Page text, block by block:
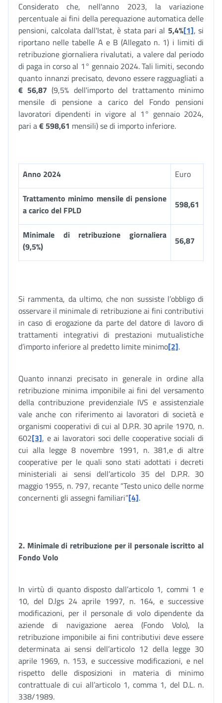
Considerato che, nell'anno 2023, la variazione
percentuale ai fini della perequazione automatica delle
pensioni, calcolata dall'Istat, è stata pari al 5,4%[1], si
riportano nelle tabelle A e B (Allegato n. 1) i limiti di
retribuzione giornaliera rivalutati, a valere dal periodo
di paga in corso al 1° gennaio 2024. Tali limiti, secondo
quanto innanzi precisato, devono essere ragguagliati a
€ 56,87 (9,5% dell'importo del trattamento minimo
mensile di pensione a carico del Fondo pensioni
lavoratori dipendenti in vigore al 1° gennaio 2024,
pari a€ 598,61 mensili) se di importo inferiore.
Anno 2024 Euro
Trattamento minimo mensile di pensione
a carico del FPLD
598,61
Minimale di retribuzione giornaliera
(9,5%)
56,87
Si rammenta, da ultimo, che non sussiste l’obbligo di
osservare il minimale di retribuzione ai fini contributivi
in caso di erogazione da parte del datore di lavoro di
trattamenti integrativi di prestazioni mutualistiche
d’importo inferiore al predetto limite minimo[2].
Quanto innanzi precisato in generale in ordine alla
retribuzione minima imponibile ai fini del versamento
della contribuzione previdenziale IVS e assistenziale
vale anche con riferimento ai lavoratori di società e
organismi cooperativi di cui al D.P.R. 30 aprile 1970, n.
602[3], e ai lavoratori soci delle cooperative sociali di
cui alla legge 8 novembre 1991, n. 381,e di altre
cooperative per le quali sono stati adottati i decreti
ministeriali ai sensi dell’articolo 35 del D.P.R. 30
maggio 1955, n. 797, recante “Testo unico delle norme
concernenti gli assegni familiari”[4].
2. Minimale di retribuzione per il personale iscritto al
Fondo Volo
In virtù di quanto disposto dall’articolo 1, commi 1 e
10, del D.lgs 24 aprile 1997, n. 164, e successive
modificazioni, per il personale di volo dipendente da
aziende di navigazione aerea (Fondo Volo), la
retribuzione imponibile ai fini contributivi deve essere
determinata ai sensi dell’articolo 12 della legge 30
aprile 1969, n. 153, e successive modificazioni, e nel
rispetto delle disposizioni in materia di minimo
contrattuale di cui all’articolo 1, comma 1, del D.L. n.
338/1989.